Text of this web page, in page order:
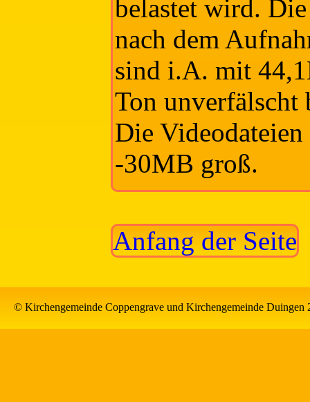
belastet wird.
nach dem
sind i.A. mit
Ton unverfälscht
Die
-30MB groß.
Anfang der Seite
© Kirchengemeinde Coppengrave und Kirchengemeinde Duingen